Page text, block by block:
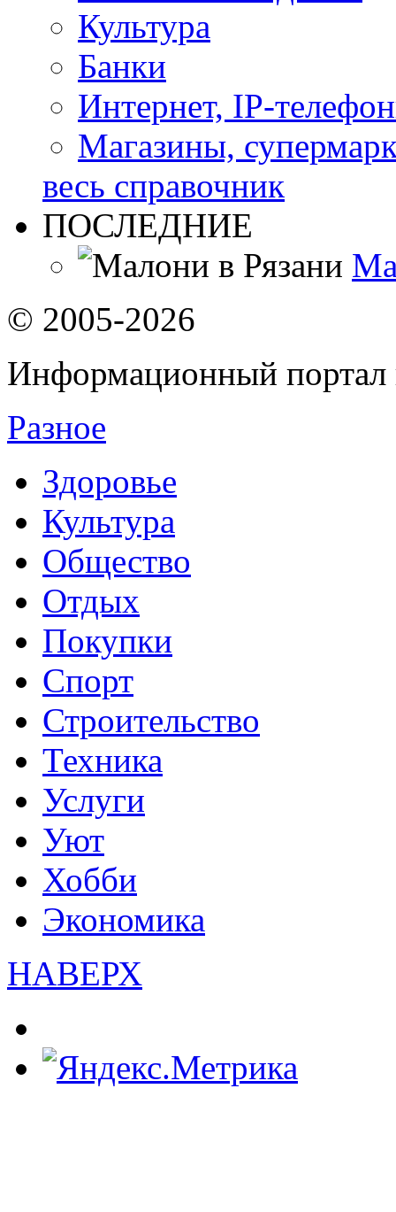
Культура
Банки
Интернет, IP-
Магазины,
весь справочник
ПОСЛЕДНИЕ
© 2005-2026
Информационный портал
Разное
Здоровье
Культура
Общество
Отдых
Покупки
Спорт
Строительство
Техника
Услуги
Уют
Хобби
Экономика
НАВЕРХ